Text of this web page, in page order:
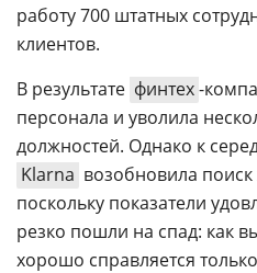
работу 700 штатных
клиентов.
В результате финтех-
персонала и уволила
должностей. Однако к
Klarna возобновила
поскольку показатели
резко пошли на спад: как
хорошо справляется